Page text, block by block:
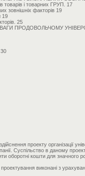
товарів і товарних ГРУП. 17
зовнішніх факторів 19
19
25
ПРОДОВОЛЬЧОМУ
проекту організації
Суспільство в даному
оборотні кошти для значного
виконані з